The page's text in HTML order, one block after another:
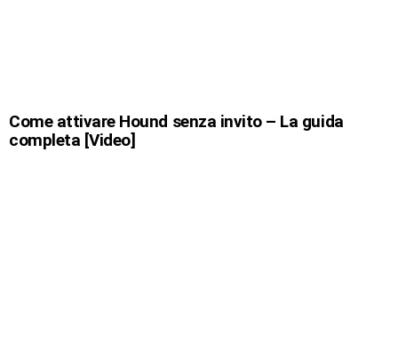
Come attivare Hound senza invito – La guida
completa [Video]